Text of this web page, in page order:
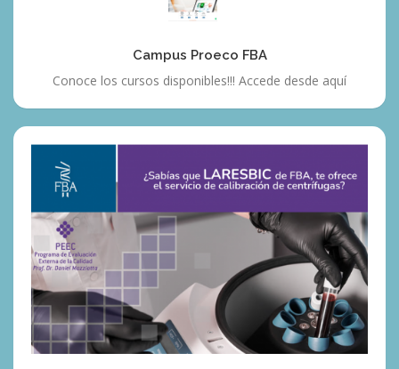
Campus Proeco FBA
Conoce los cursos disponibles!!! Accede desde aquí
centrífugas